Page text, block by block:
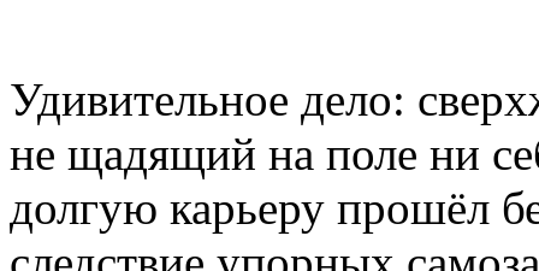
Удивительное дело:
не щадящий на поле ни
долгую карьеру прошёл